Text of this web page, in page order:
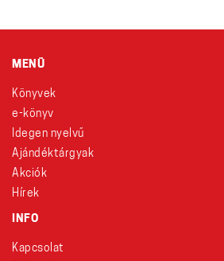
MENÜ
Könyvek
e-könyv
Idegen nyelvű
Ajándéktárgyak
Akciók
Hírek
INFO
Kapcsolat